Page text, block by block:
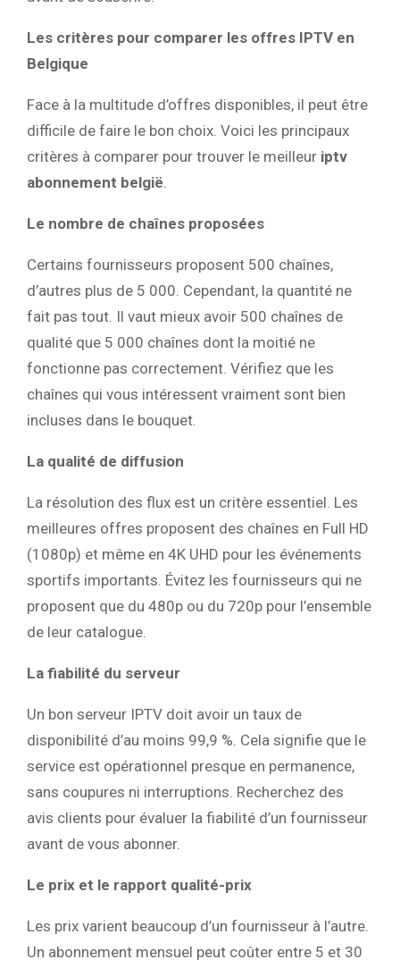
Les critères pour comparer les offres IPTV en
Belgique
Face à la multitude d’offres disponibles, il peut être
difficile de faire le bon choix. Voici les principaux
critères à comparer pour trouver le meilleur iptv
abonnement belgië.
Le nombre de chaînes proposées
Certains fournisseurs proposent 500 chaînes,
d’autres plus de 5 000. Cependant, la quantité ne
fait pas tout. Il vaut mieux avoir 500 chaînes de
qualité que 5 000 chaînes dont la moitié ne
fonctionne pas correctement. Vérifiez que les
chaînes qui vous intéressent vraiment sont bien
incluses dans le bouquet.
La qualité de diffusion
La résolution des flux est un critère essentiel. Les
meilleures offres proposent des chaînes en Full HD
(1080p) et même en 4K UHD pour les événements
sportifs importants. Évitez les fournisseurs qui ne
proposent que du 480p ou du 720p pour l’ensemble
de leur catalogue.
La fiabilité du serveur
Un bon serveur IPTV doit avoir un taux de
disponibilité d’au moins 99,9 %. Cela signifie que le
service est opérationnel presque en permanence,
sans coupures ni interruptions. Recherchez des
avis clients pour évaluer la fiabilité d’un fournisseur
avant de vous abonner.
Le prix et le rapport qualité-prix
Les prix varient beaucoup d’un fournisseur à l’autre.
Un abonnement mensuel peut coûter entre 5 et 30